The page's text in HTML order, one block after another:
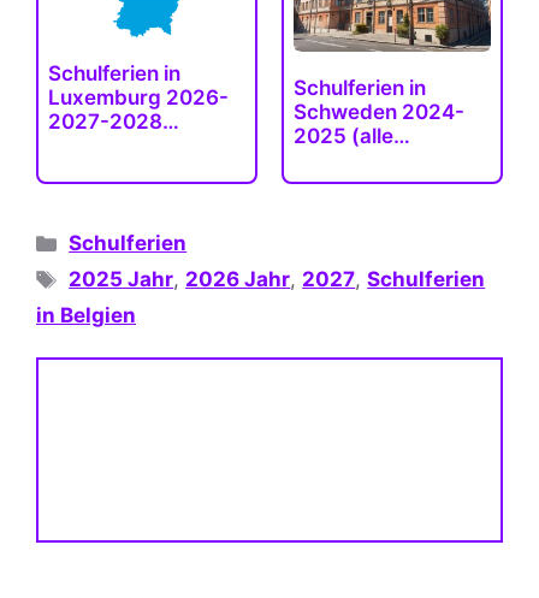
Schulferien in
Luxemburg 2026-
2027-2028
Schulferien in
Schweden 2024-
2025 (alle
Kategorien
Schulferien
Schlagwörter
2025 Jahr, 2026 Jahr, 2027,Schulferien
in Belgien